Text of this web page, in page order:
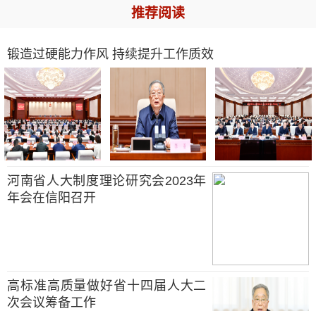
推荐阅读
锻造过硬能力作风 持续提升工作质效
河南省人大制度理论研究会2023年
年会在信阳召开
高标准高质量做好省十四届人大二
次会议筹备工作